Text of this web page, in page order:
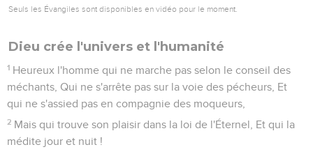
Seuls les Évangiles sont disponibles en vidéo pour le moment.
Dieu crée l'univers et l'humanité
1 Heureux l'homme qui ne marche pas selon le conseil des
méchants, Qui ne s'arrête pas sur la voie des pécheurs, Et
qui ne s'assied pas en compagnie des moqueurs,
2 Mais qui trouve son plaisir dans la loi de l'Éternel, Et qui la
médite jour et nuit !